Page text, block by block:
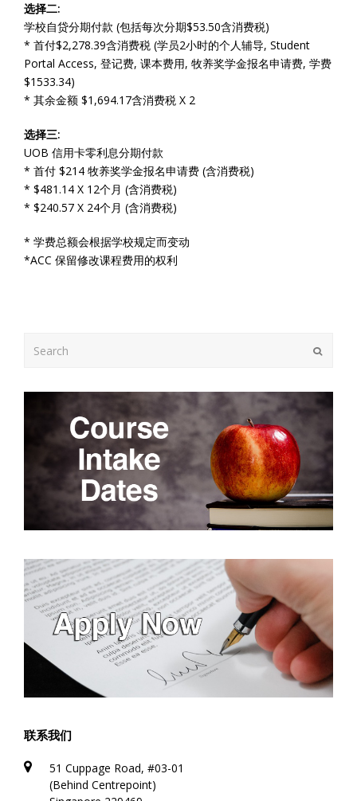
选择二:
学校自贷分期付款 (包括每次分期$53.50含消费税)
* 首付$2,278.39含消费税 (学员2小时的个人辅导, Student
Portal Access, 登记费, 课本费用, 牧养奖学金报名申请费, 学费
$1533.34)
* 其余金额 $1,694.17含消费税 X 2
选择三:
UOB 信用卡零利息分期付款
* 首付 $214 牧养奖学金报名申请费 (含消费税)
* $481.14 X 12个月 (含消费税)
* $240.57 X 24个月 (含消费税)
* 学费总额会根据学校规定而变动
*ACC 保留修改课程费用的权利
联系我们
51 Cuppage Road, #03-01
(Behind Centrepoint)